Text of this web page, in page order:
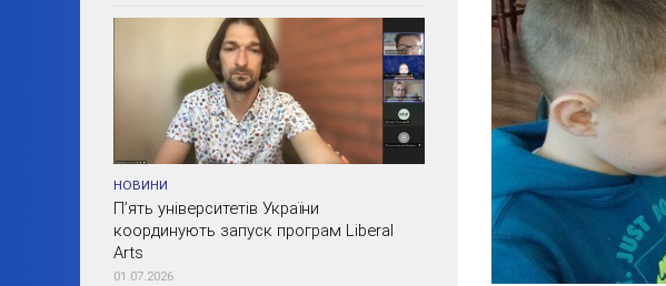
НОВИНИ
П’ять університетів України
координують запуск програм Liberal
Arts
01.07.2026